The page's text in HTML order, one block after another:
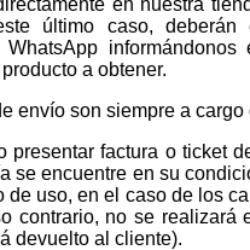
último caso, deberán
WhatsApp informándonos
a obtener.
envío son siempre a cargo
presentar factura o ticket
se encuentre en su
de uso, en el caso de los
contrario, no se realizará
devuelto al cliente).